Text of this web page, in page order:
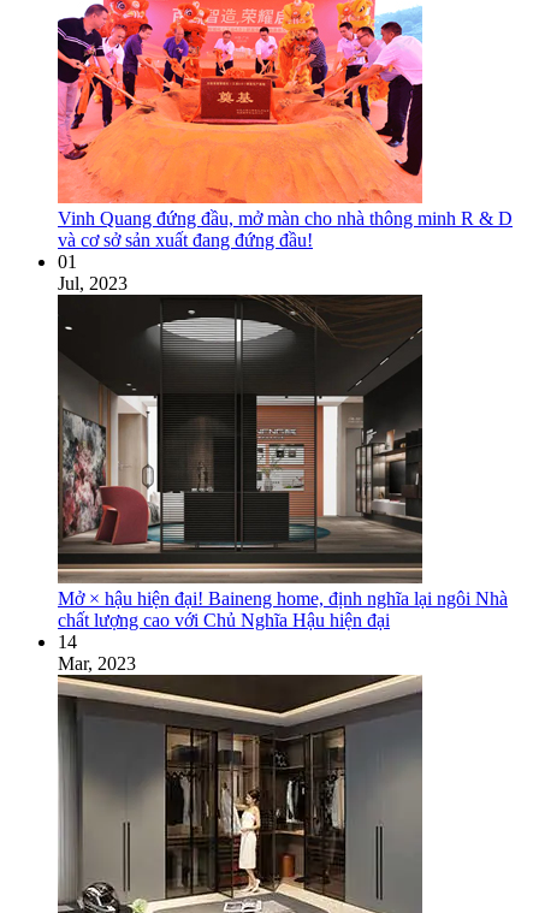
Vinh Quang đứng đầu, mở màn cho nhà thông minh R & D
và cơ sở sản xuất đang đứng đầu!
01
Jul, 2023
Mở × hậu hiện đại! Baineng home, định nghĩa lại ngôi Nhà
chất lượng cao với Chủ Nghĩa Hậu hiện đại
14
Mar, 2023